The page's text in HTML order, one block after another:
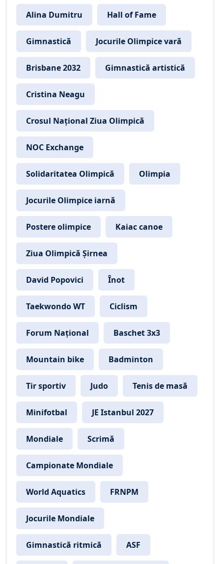
Alina Dumitru Hall of Fame
Gimnastică Jocurile Olimpice vară
Brisbane 2032 Gimnastică artistică
Cristina Neagu
Crosul Național Ziua Olimpică
NOC Exchange
Solidaritatea Olimpică Olimpia
Jocurile Olimpice iarnă
Postere olimpice Kaiac canoe
Ziua Olimpică Șirnea
David Popovici Înot
Taekwondo WT Ciclism
Forum Național Baschet 3x3
Mountain bike Badminton
Tir sportiv Judo Tenis de masă
Minifotbal JE Istanbul 2027
Mondiale Scrimă
Campionate Mondiale
World Aquatics FRNPM
Jocurile Mondiale
Gimnastică ritmică ASF